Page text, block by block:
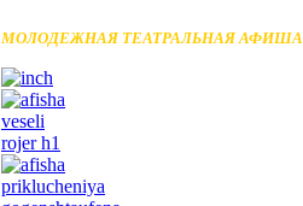
МОЛОДЕЖНАЯ ТЕАТРАЛЬНАЯ АФИША